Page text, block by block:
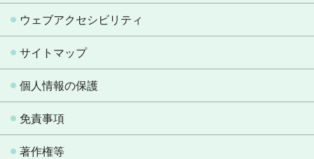
ウェブアクセシビリティ
サイトマップ
個人情報の保護
免責事項
著作権等